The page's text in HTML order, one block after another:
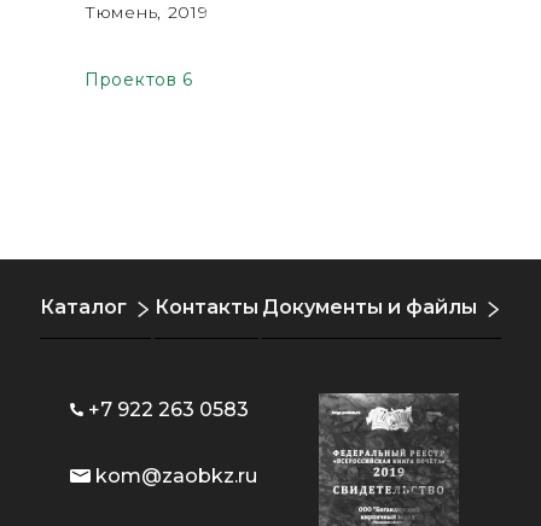
Тюмень, 2019
Проектов 6
Каталог Контакты Документы и файлы
+7 922 263 0583
kom@zaobkz.ru